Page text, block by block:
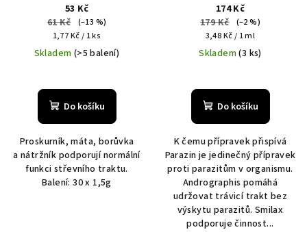
53 Kč
61 Kč
(–13 %)
Měrná
cena:
1,77 Kč / 1 ks
Skladem (>5 balení)
Do košíku
Proskurník, máta, borůvka
a nátržník podporují normální
funkci střevního traktu.
Balení: 30 x 1,5g
174 Kč
179 Kč
(–2 %)
Měrná
cena:
3,48 Kč / 1 ml
Skladem(3 ks)
Do košíku
K čemu přípravek přispívá
Parazin je jedinečný přípravek
proti parazitům v organismu.
Andrographis pomáhá
udržovat trávicí trakt bez
výskytu parazitů. Smilax
podporuje činnost...